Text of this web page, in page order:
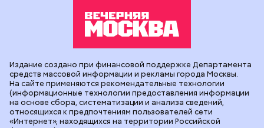
Издание создано при финансовой поддержке Департамента
средств массовой информации и рекламы города Москвы.
На сайте применяются рекомендательные технологии
(информационные технологии предоставления информации
на основе сбора, систематизации и анализа сведений,
относящихся к предпочтениям пользователей сети
«Интернет», находящихся на территории Российской